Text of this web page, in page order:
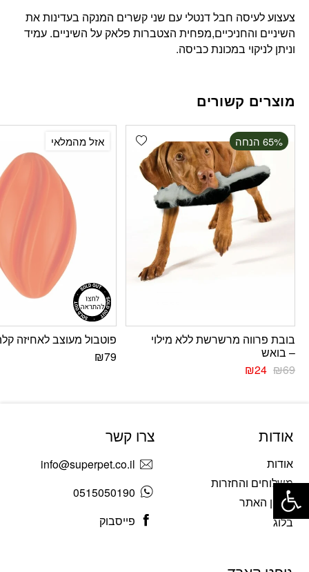
צעצוע לעיסה חבל דנטלי עם שני קשרים המנקה בעדינות את
השיניים והחניכיים,מפחית הצטברות פלאק על השיניים. עמיד
וניתן לניקוי במכונת כביסה.
מוצרים קשורים
Add wishlist ‫65% הנחה
בובת פרווה מרשרשת ללא מילוי
– בואש
₪69
₪24
אזל מהמלאי
פוטבול מעוצב לאחיזה
₪79
אודות
אודות
משלוחים והחזרות
תקנון האתר
בלוג
צרו קשר
info@superpet.co.il
0515050190
פייסבוק
פתח סרגל נגישות